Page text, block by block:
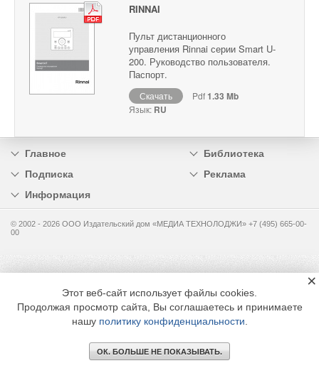
RINNAI
Пульт дистанционного
управления Rinnai серии Smart U-
200. Руководство пользователя.
Паспорт.
Скачать Pdf1.33 Mb
Язык: RU
Главное
Библиотека
Подписка
Реклама
Информация
© 2002 - 2026 OOO Издательский дом «МЕДИА ТЕХНОЛОДЖИ» +7 (495) 665-00-
00
Этот веб-сайт использует файлы cookies.
Продолжая просмотр сайта, Вы соглашаетесь и принимаете
нашу политику конфиденциальности
ОК. БОЛЬШЕ НЕ ПОКАЗЫВАТЬ.
×